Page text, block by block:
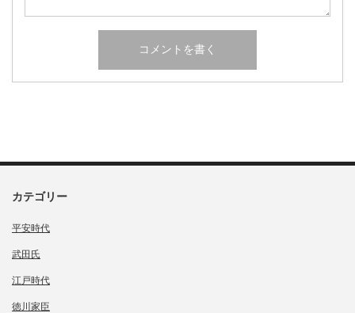
カテゴリー
平安時代
武田氏
江戸時代
徳川家臣